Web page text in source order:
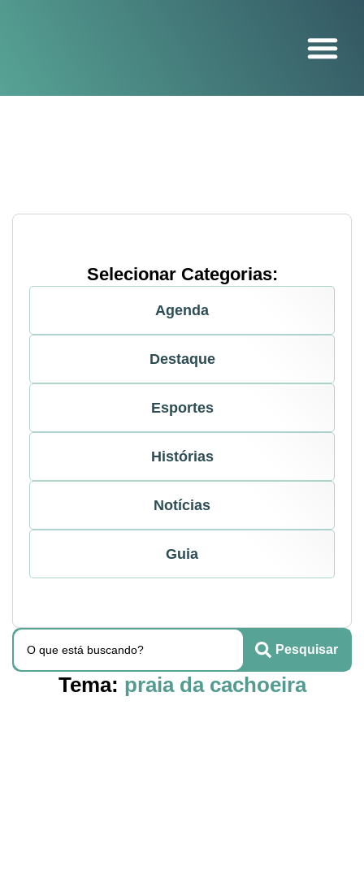
Selecionar Categorias:
Agenda
Destaque
Esportes
Histórias
Notícias
Guia
Pesquisar
Tema: praia da cachoeira